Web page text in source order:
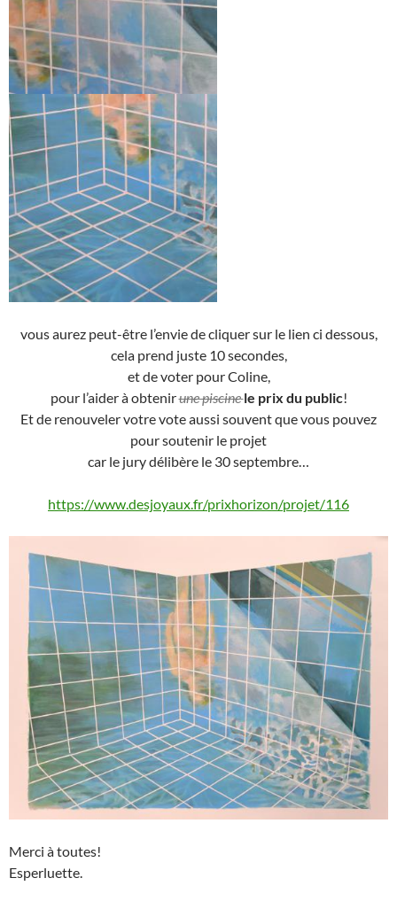
vous aurez peut-être l’envie de cliquer sur le lien ci dessous,
cela prend juste 10 secondes,
et de voter pour Coline,
pour l’aider à obtenirune piscinele prix du public!
Et de renouveler votre vote aussi souvent que vous pouvez
pour soutenir le projet
car le jury délibère le 30 septembre…
https://www.desjoyaux.fr/prixhorizon/projet/116
Merci à toutes!
Esperluette.